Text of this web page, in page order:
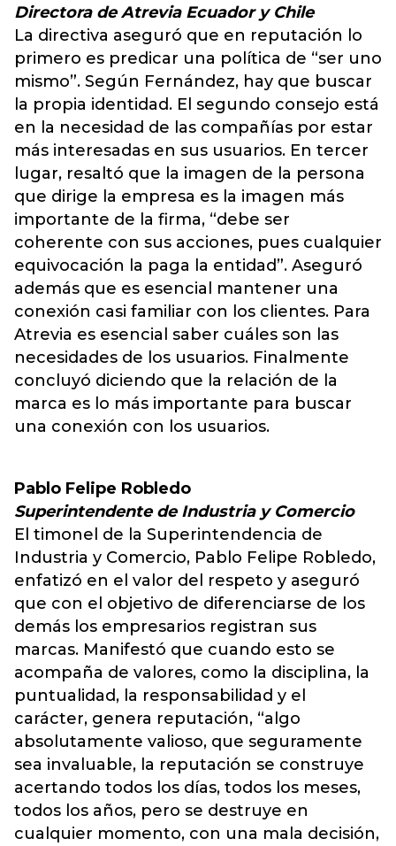
Directora de Atrevia Ecuador y Chile
La directiva aseguró que en reputación lo
primero es predicar una política de “ser uno
mismo”. Según Fernández, hay que buscar
la propia identidad. El segundo consejo está
en la necesidad de las compañías por estar
más interesadas en sus usuarios. En tercer
lugar, resaltó que la imagen de la persona
que dirige la empresa es la imagen más
importante de la firma, “debe ser
coherente con sus acciones, pues cualquier
equivocación la paga la entidad”. Aseguró
además que es esencial mantener una
conexión casi familiar con los clientes. Para
Atrevia es esencial saber cuáles son las
necesidades de los usuarios. Finalmente
concluyó diciendo que la relación de la
marca es lo más importante para buscar
una conexión con los usuarios.
Pablo Felipe Robledo
Superintendente de Industria y Comercio
El timonel de la Superintendencia de
Industria y Comercio, Pablo Felipe Robledo,
enfatizó en el valor del respeto y aseguró
que con el objetivo de diferenciarse de los
demás los empresarios registran sus
marcas. Manifestó que cuando esto se
acompaña de valores, como la disciplina, la
puntualidad, la responsabilidad y el
carácter, genera reputación, “algo
absolutamente valioso, que seguramente
sea invaluable, la reputación se construye
acertando todos los días, todos los meses,
todos los años, pero se destruye en
cualquier momento, con una mala decisión,